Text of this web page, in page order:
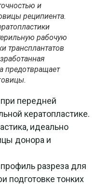
и
реципиента.
рабочую
трансплантатов
предотвращает
передней
кератопластике.
идеально
донора и
разреза для
подготовке тонких